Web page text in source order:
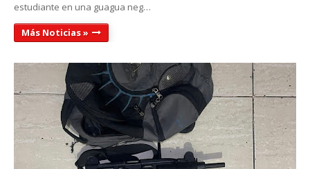
estudiante en una guagua neg…
Más Noticias »